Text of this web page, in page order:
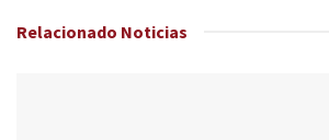
Relacionado Noticias